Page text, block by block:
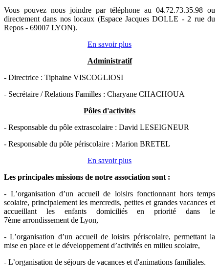
Vous pouvez nous joindre par téléphone au 04.72.73.35.98 ou
directement dans nos locaux (Espace Jacques DOLLE - 2 rue du
Repos - 69007 LYON).
En savoir plus
Administratif
- Directrice : Tiphaine VISCOGLIOSI
- Secrétaire / Relations Familles : Charyane CHACHOUA
Pôles d'activités
- Responsable du pôle extrascolaire : David LESEIGNEUR
- Responsable du pôle périscolaire : Marion BRETEL
En savoir plus
Les principales missions de notre association sont:
- L’organisation d’un accueil de loisirs fonctionnant hors temps
scolaire, principalement les mercredis, petites et grandes vacances et
accueillant les enfants domiciliés en priorité dans le
7ème arrondissement de Lyon,
- L’organisation d’un accueil de loisirs périscolaire, permettant la
mise en place et le développement d’activités en milieu scolaire,
- L’organisation de séjours de vacances et d'animations familiales.